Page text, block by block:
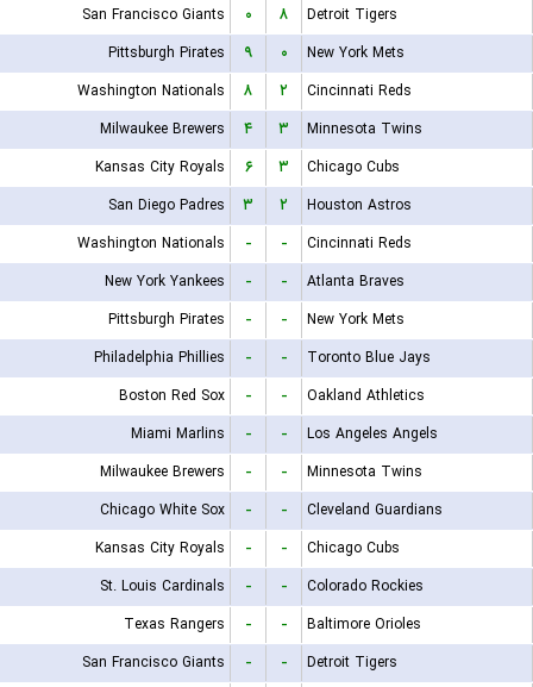
San Francisco Giants
۰ ۸
Detroit Tigers
Pittsburgh Pirates
۹ ۰
New York Mets
Washington Nationals
۸ ۲
Cincinnati Reds
Milwaukee Brewers
۴ ۳
Minnesota Twins
Kansas City Royals
۶ ۳
Chicago Cubs
San Diego Padres
۳ ۲
Houston Astros
Washington Nationals
- -
Cincinnati Reds
New York Yankees
- -
Atlanta Braves
Pittsburgh Pirates
- -
New York Mets
Philadelphia Phillies
- -
Toronto Blue Jays
Boston Red Sox
- -
Oakland Athletics
Miami Marlins
- -
Los Angeles Angels
Milwaukee Brewers
- -
Minnesota Twins
Chicago White Sox
- -
Cleveland Guardians
Kansas City Royals
- -
Chicago Cubs
St. Louis Cardinals
- -
Colorado Rockies
Texas Rangers
- -
Baltimore Orioles
San Francisco Giants
- -
Detroit Tigers